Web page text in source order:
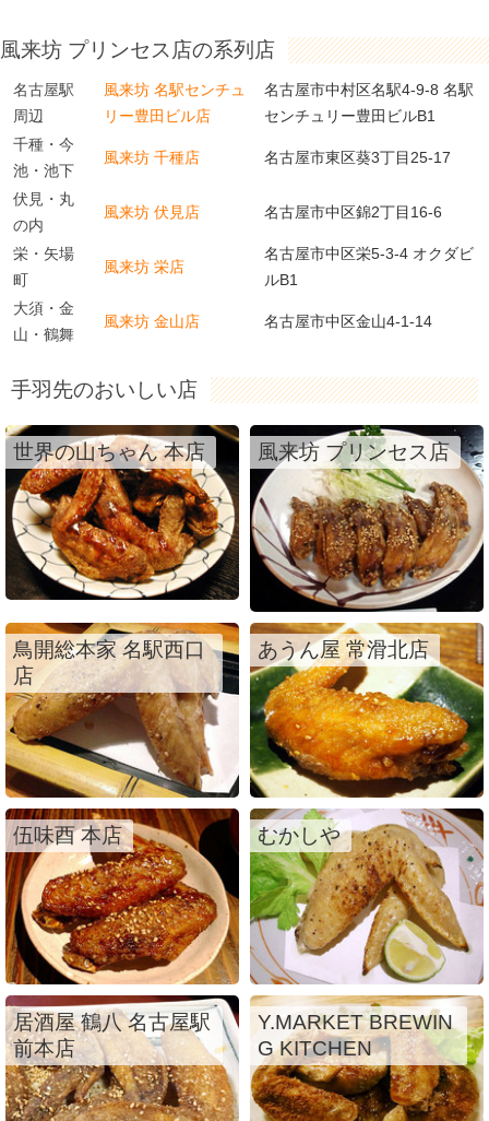
風来坊 プリンセス店の系列店
名古屋駅
周辺
風来坊 名駅センチュ
リー豊田ビル店
名古屋市中村区名駅4-9-8 名駅
センチュリー豊田ビルB1
千種・今
池・池下
風来坊 千種店 名古屋市東区葵3丁目25-17
伏見・丸
の内
風来坊 伏見店 名古屋市中区錦2丁目16-6
栄・矢場
町
風来坊 栄店
名古屋市中区栄5-3-4 オクダビ
ルB1
大須・金
山・鶴舞
風来坊 金山店 名古屋市中区金山4-1-14
手羽先のおいしい店
世界の山ちゃん 本店 風来坊 プリンセス店
鳥開総本家 名駅西口
店
あうん屋 常滑北店
伍味酉 本店 むかしや
居酒屋 鶴八 名古屋駅
前本店
Y.MARKET BREWIN
G KITCHEN